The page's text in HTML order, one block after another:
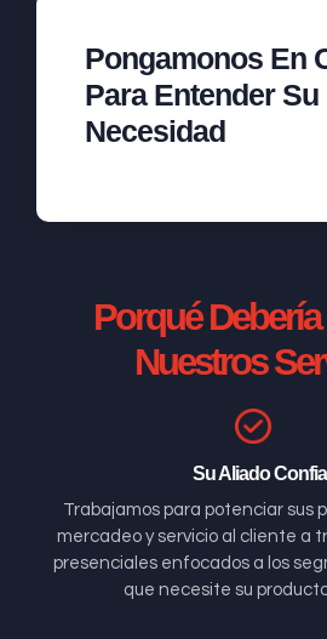
Pongamonos En
Para Entender Su
Necesidad
Porqué
Nuestros
Su Aliado
Trabajamos para potenciar sus
mercadeo y servicio al cliente a
presenciales enfocados a los
que necesite su